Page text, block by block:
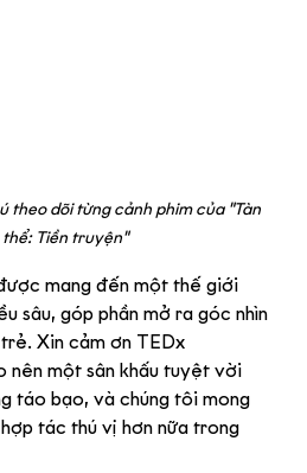
theo dõi từng cảnh phim của "Tàn
thể: Tiền truyện"
mang đến một thế giới
sâu, góp phần mở ra góc nhìn
Xin cảm ơn TEDx
nên một sân khấu tuyệt vời
táo bạo, và chúng tôi mong
tác thú vị hơn nữa trong